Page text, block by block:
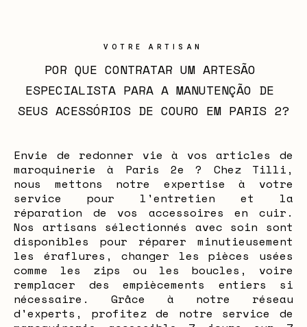
VOTRE ARTISAN
POR QUE CONTRATAR UM ARTESÃO
ESPECIALISTA PARA A MANUTENÇÃO DE
SEUS ACESSÓRIOS DE COURO EM PARIS 2?
Envie de redonner vie à vos articles de
maroquinerie à Paris 2e ? Chez Tilli,
nous mettons notre expertise à votre
service pour l'entretien et la
réparation de vos accessoires en cuir.
Nos artisans sélectionnés avec soin sont
disponibles pour réparer minutieusement
les éraflures, changer les pièces usées
comme les zips ou les boucles, voire
remplacer des empiècements entiers si
nécessaire. Grâce à notre réseau
d'experts, profitez de notre service de